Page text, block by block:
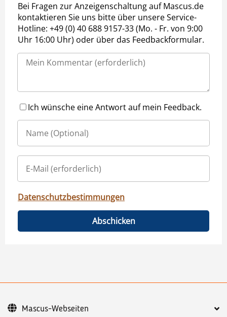
Bei Fragen zur Anzeigenschaltung auf Mascus.de
kontaktieren Sie uns bitte über unsere Service-
Hotline: +49 (0) 40 688 9157-33 (Mo. - Fr. von 9:00
Uhr 16:00 Uhr) oder über das Feedbackformular.
Ich wünsche eine Antwort auf mein Feedback.
Datenschutzbestimmungen
Abschicken
Mascus-Webseiten